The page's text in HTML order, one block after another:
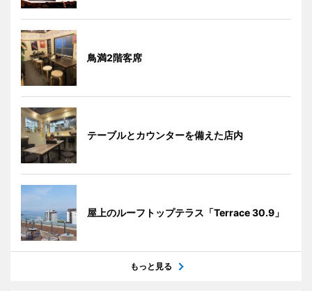
鳥満2階客席
テーブルとカウンターを備えた店内
屋上のルーフトップテラス「Terrace 30.9」
もっと見る